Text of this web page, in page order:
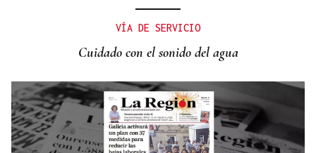
A Limia, “zona cero” para o censo das aves galegas
VÍA DE SERVICIO
Cuidado con el sonido del agua